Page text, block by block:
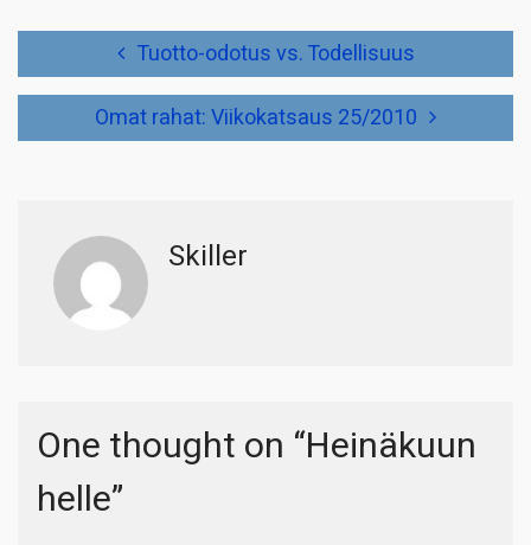
Tuotto-odotus vs. Todellisuus
Omat rahat: Viikokatsaus 25/2010
Skiller
One thought on “Heinäkuun
helle”